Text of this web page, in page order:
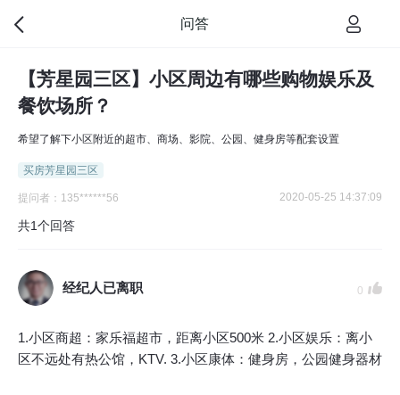
问答
【芳星园三区】小区周边有哪些购物娱乐及
餐饮场所？
希望了解下小区附近的超市、商场、影院、公园、健身房等配套设置
买房芳星园三区
提问者：135******56 2020-05-25 14:37:09
共1个回答
经纪人已离职 0
1.小区商超：家乐福超市，距离小区500米 2.小区娱乐：离小
区不远处有热公馆，KTV. 3.小区康体：健身房，公园健身器材